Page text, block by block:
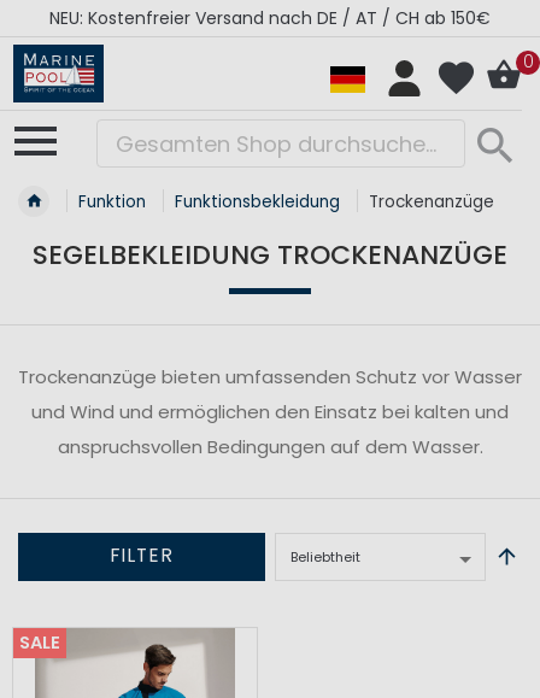
NEU: Kostenfreier Versand nach DE / AT / CH ab 150€
0
Funktion Funktionsbekleidung Trockenanzüge
SEGELBEKLEIDUNG TROCKENANZÜGE
Trockenanzüge bieten umfassenden Schutz vor Wasser
und Wind und ermöglichen den Einsatz bei kalten und
anspruchsvollen Bedingungen auf dem Wasser.
FILTER
SALE